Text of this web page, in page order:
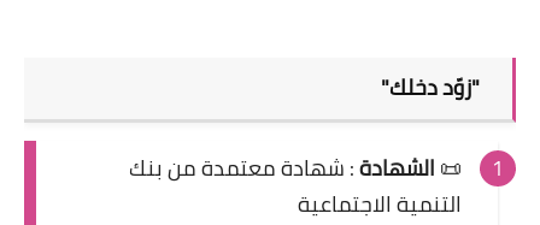
"زوّد دخلك"
📜الشهادة:شهادة معتمدة من بنك
التنمية الاجتماعية